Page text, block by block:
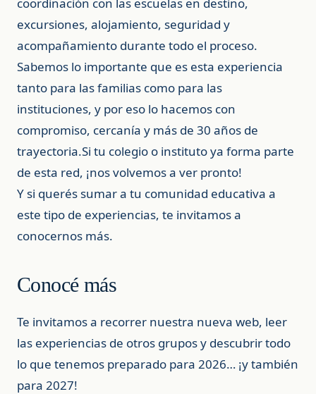
excursiones, alojamiento, seguridad y
acompañamiento durante todo el proceso.
Sabemos lo importante que es esta experiencia
tanto para las familias como para las
instituciones, y por eso lo hacemos con
compromiso, cercanía y más de 30 años de
trayectoria.Si tu colegio o instituto ya forma parte
de esta red, ¡nos volvemos a ver pronto!
Y si querés sumar a tu comunidad educativa a
este tipo de experiencias, te invitamos a
conocernos más.
Conocé más
Te invitamos a recorrer nuestra nueva web, leer
las experiencias de otros grupos y descubrir todo
lo que tenemos preparado para 2026… ¡y también
para 2027!